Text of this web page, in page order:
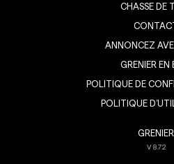
CHASSE DE
ANNONCEZ
GRENIER EN
POLITIQUE DE
POLITIQUE
GRENIER
V8.7.2